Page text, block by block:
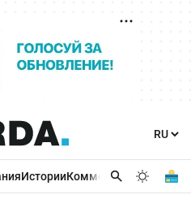
ИсторииКомментарииБизнес